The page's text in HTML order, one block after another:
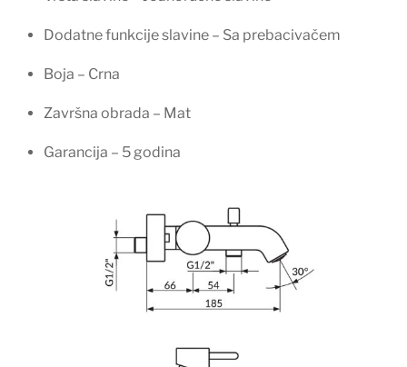
Dodatne funkcije slavine – Sa prebacivačem
Boja – Crna
Završna obrada – Mat
Garancija – 5 godina